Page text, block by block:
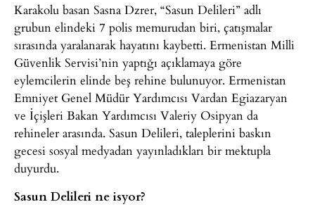
Karakolu basan Sasna Dzrer, “Sasun Delileri” adlı
grubun elindeki 7 polis memurudan biri, çatışmalar
sırasında yaralanarak hayatını kaybetti. Ermenistan Milli
Güvenlik Servisi’nin yaptığı açıklamaya göre
eylemcilerin elinde beş rehine bulunuyor. Ermenistan
Emniyet Genel Müdür Yardımcısı Vardan Egiazaryan
ve İçişleri Bakan Yardımcısı Valeriy Osipyan da
rehineler arasında. Sasun Delileri, taleplerini baskın
gecesi sosyal medyadan yayınladıkları bir mektupla
duyurdu.
Sasun Delileri ne isyor?